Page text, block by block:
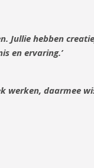
Jullie hebben
en ervaring.’
werken, daarmee